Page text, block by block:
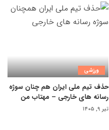
ورزشی
حذف تیم ملی ایران هم چنان سوژه
رسانه های خارجی – مهتاب من
تیر ۹, ۱۴۰۵